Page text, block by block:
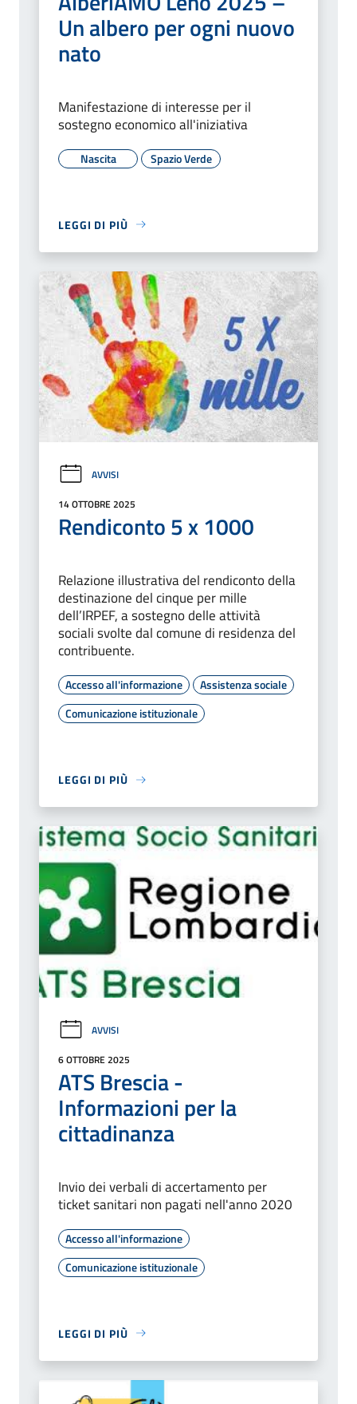
Un albero per ogni nuovo
nato
Manifestazione di interesse per il
sostegno economico all'iniziativa
Nascita Spazio Verde
LEGGI DI PIÙ
AVVISI
14 OTTOBRE 2025
Rendiconto 5 x 1000
Relazione illustrativa del rendiconto della
destinazione del cinque per mille
dell’IRPEF, a sostegno delle attività
sociali svolte dal comune di residenza del
contribuente.
Accesso all'informazione
Assistenza sociale
Comunicazione istituzionale
LEGGI DI PIÙ
AVVISI
6 OTTOBRE 2025
ATS Brescia -
Informazioni per la
cittadinanza
Invio dei verbali di accertamento per
ticket sanitari non pagati nell'anno 2020
Accesso all'informazione
Comunicazione istituzionale
LEGGI DI PIÙ